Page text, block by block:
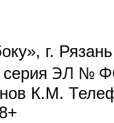
г.
ЭЛ №
К.М.
e-mail)